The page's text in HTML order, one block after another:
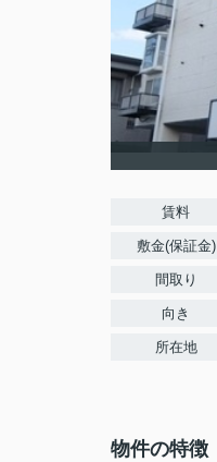
賃料
敷金(保証金)
間取り
向き
所在地
物件の特徴